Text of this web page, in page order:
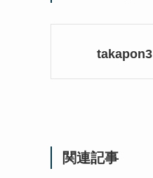
takapon3
関連記事